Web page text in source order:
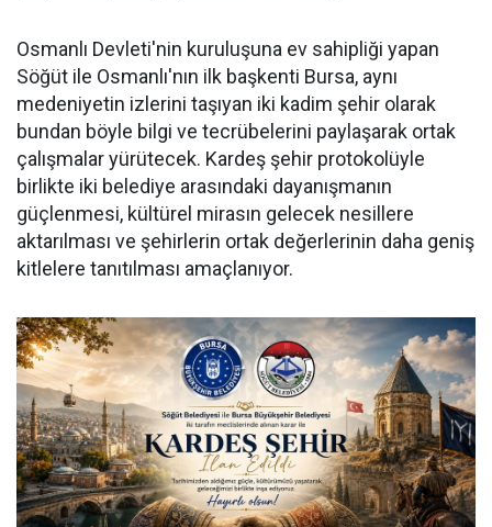
Osmanlı Devleti'nin kuruluşuna ev sahipliği yapan
Söğüt ile Osmanlı'nın ilk başkenti Bursa, aynı
medeniyetin izlerini taşıyan iki kadim şehir olarak
bundan böyle bilgi ve tecrübelerini paylaşarak ortak
çalışmalar yürütecek. Kardeş şehir protokolüyle
birlikte iki belediye arasındaki dayanışmanın
güçlenmesi, kültürel mirasın gelecek nesillere
aktarılması ve şehirlerin ortak değerlerinin daha geniş
kitlelere tanıtılması amaçlanıyor.